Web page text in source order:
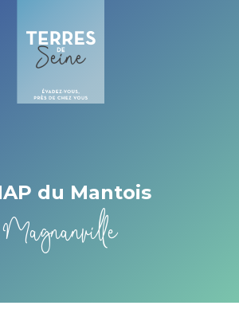
du Mantois
Magnanville